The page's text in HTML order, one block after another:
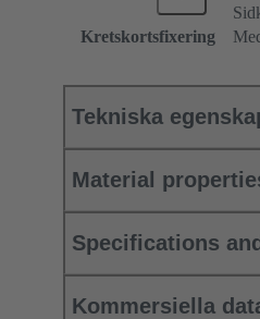
Kretskortsfixering
Tekniska
Material
Specifications
Kommersiella